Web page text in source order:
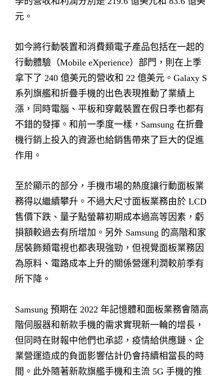
元。
如今將行動裝置和消費類電子產品包括在一起的
行動體驗（Mobile eXperience）部門，則在上季
拿下了 240 億美元的營收和 22 億美元。Galaxy S
系列旗艦和折疊手機的出色表現推動了業績上
漲，同時電腦、平板和穿戴裝置在假日季也都有
不錯的發揮。和前一季度一樣，Samsung 在折疊
機行銷上投入的資源也給銷售帶來了巨大的促進
作用。
至於顯示的部分，手機市場的熱度讓行動面板業
務得以繼續攀升。不過大尺寸面板業務由於 LCD
售價下跌、量子點螢幕初期成本過高等因素，虧
損額較過去有所增加。另外 Samsung 的高階和家
居裝飾類電視也都表現強勁，但視覺面板業務因
為原料、電路成本上升的關係營運利潤較前季有
所下降。
Samsung 預期在 2022 年記憶體和面板業務會隨高
階伺服器和新款手機的需求實現新一輪的增長，
但同時在財報中他們也承認，疫情給供應鏈、企
業營運造成的負面影響估計仍會持續相當長的時
間。此外隨著新款旗艦手機和主流 5G 手機的推